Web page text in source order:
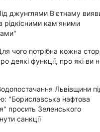
джунглями В'єтнаму
рідкісними кам'яними
чого потрібна кожна
деякі функції, про які ви
Львівщини
"Бориславська нафтова
просить Зеленського
санкції